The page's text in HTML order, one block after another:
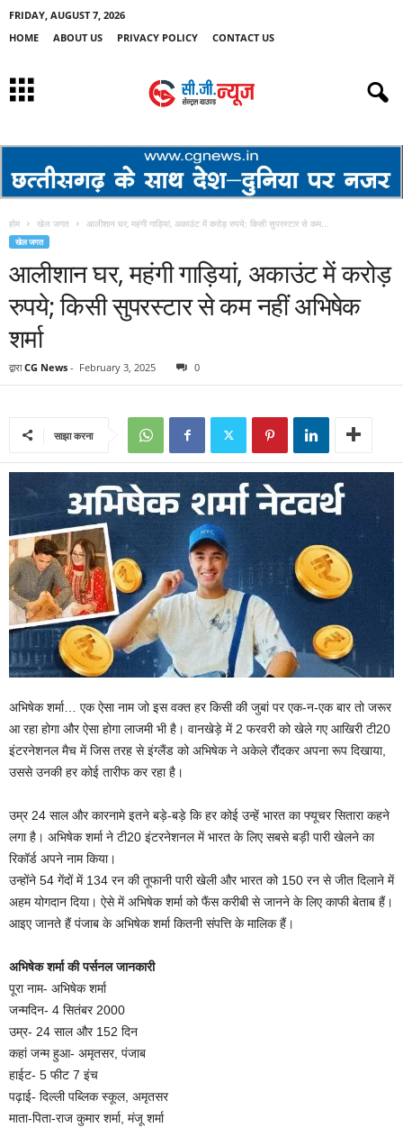
FRIDAY, AUGUST 7, 2026
HOME
ABOUT US PRIVACY POLICY CONTACT US
होम खेल जगत आलीशान घर, महंगी गाड़ियां, अकाउंट में करोड़ रुपये; किसी सुपरस्टार से कम...
खेल जगत
आलीशान घर, महंगी गाड़ियां, अकाउंट में करोड़
रुपये; किसी सुपरस्टार से कम नहीं अभिषेक
शर्मा
द्वारा CG News - February 3, 2025 0
साझा करना
अभिषेक शर्मा… एक ऐसा नाम जो इस वक्त हर किसी की जुबां पर एक-न-एक बार तो जरूर
आ रहा होगा और ऐसा होगा लाजमी भी है। वानखेड़े में 2 फरवरी को खेले गए आखिरी टी20
इंटरनेशनल मैच में जिस तरह से इंग्लैंड को अभिषेक ने अकेले रौंदकर अपना रूप दिखाया,
उससे उनकी हर कोई तारीफ कर रहा है।
उम्र 24 साल और कारनामे इतने बड़े-बड़े कि हर कोई उन्हें भारत का फ्यूचर सितारा कहने
लगा है। अभिषेक शर्मा ने टी20 इंटरनेशनल में भारत के लिए सबसे बड़ी पारी खेलने का
रिकॉर्ड अपने नाम किया।
उन्होंने 54 गेंदों में 134 रन की तूफानी पारी खेली और भारत को 150 रन से जीत दिलाने में
अहम योगदान दिया। ऐसे में अभिषेक शर्मा को फैंस करीबी से जानने के लिए काफी बेताब हैं।
आइए जानते हैं पंजाब के अभिषेक शर्मा कितनी संपत्ति के मालिक हैं।
अभिषेक शर्मा की पर्सनल जानकारी
पूरा नाम- अभिषेक शर्मा
जन्मदिन- 4 सितंबर 2000
उम्र- 24 साल और 152 दिन
कहां जन्म हुआ- अमृतसर, पंजाब
हाईट- 5 फीट 7 इंच
पढ़ाई- दिल्ली पब्लिक स्कूल, अमृतसर
माता-पिता-राज कुमार शर्मा, मंजू शर्मा